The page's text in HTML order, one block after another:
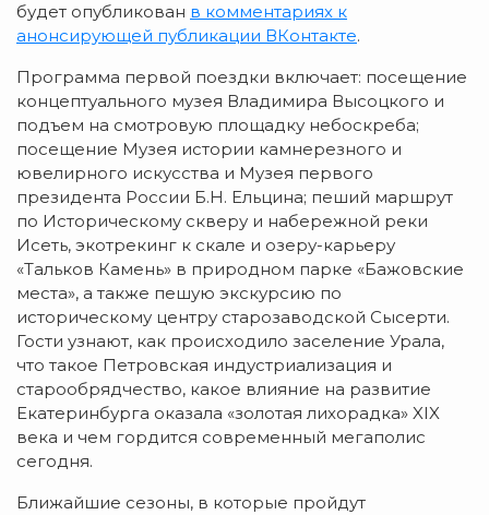
будет опубликован в комментариях к
анонсирующей публикации ВКонтакте.
Программа первой поездки включает: посещение
концептуального музея Владимира Высоцкого и
подъем на смотровую площадку небоскреба;
посещение Музея истории камнерезного и
ювелирного искусства и Музея первого
президента России Б.Н. Ельцина; пеший маршрут
по Историческому скверу и набережной реки
Исеть, экотрекинг к скале и озеру-карьеру
«Тальков Камень» в природном парке «Бажовские
места», а также пешую экскурсию по
историческому центру старозаводской Сысерти.
Гости узнают, как происходило заселение Урала,
что такое Петровская индустриализация и
старообрядчество, какое влияние на развитие
Екатеринбурга оказала «золотая лихорадка» XIX
века и чем гордится современный мегаполис
сегодня.
Ближайшие сезоны, в которые пройдут